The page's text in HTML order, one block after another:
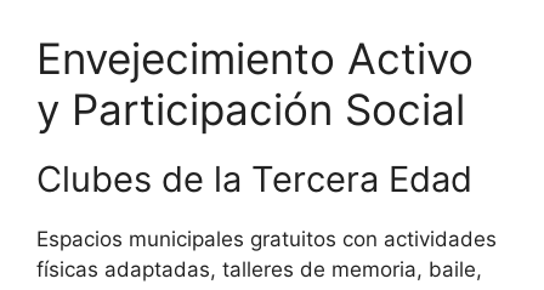
Envejecimiento Activo
y Participación Social
Clubes de la Tercera Edad
Espacios municipales gratuitos con actividades
físicas adaptadas, talleres de memoria, baile,